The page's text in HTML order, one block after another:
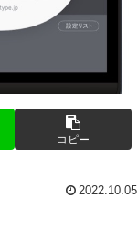
コピー
2022.10.05